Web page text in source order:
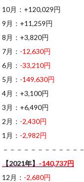
10月：+120,029円
9月：+11,259円
8月：+3,820円
7月： -12,630円
6月： -33,210円
5月： -149,630円
4月：+3,100円
3月：+6,490円
2月： -2,430円
1月： -2,982円
－－－－－－－－－－－－
【2021年】-140,737円
12月： -2,680円